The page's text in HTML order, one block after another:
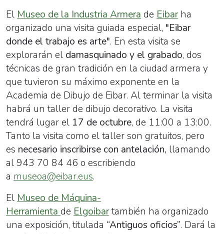
El Museo de la Industria Armera de Eibar ha
organizado una visita guiada especial, "Eibar
donde el trabajo es arte". En esta visita se
explorarán el damasquinado y el grabado, dos
técnicas de gran tradición en la ciudad armera y
que tuvieron su máximo exponente en la
Academia de Dibujo de Eibar. Al terminar la visita
habrá un taller de dibujo decorativo. La visita
tendrá lugar el 17 de octubre, de 11:00 a 13:00.
Tanto la visita como el taller son gratuitos, pero
es necesario inscribirse con antelación, llamando
al 943 70 84 46 o escribiendo
a museoa@eibar.eus.
El Museo de Máquina-
Herramienta de Elgoibartambién ha organizado
una exposición, titulada “Antiguos oficios”. Dará la